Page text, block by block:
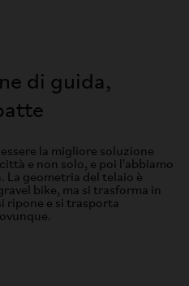
di guida,
la migliore soluzione
e non solo, e poi l'abbiamo
geometria del telaio è
bike, ma si trasforma in
ripone e si trasporta